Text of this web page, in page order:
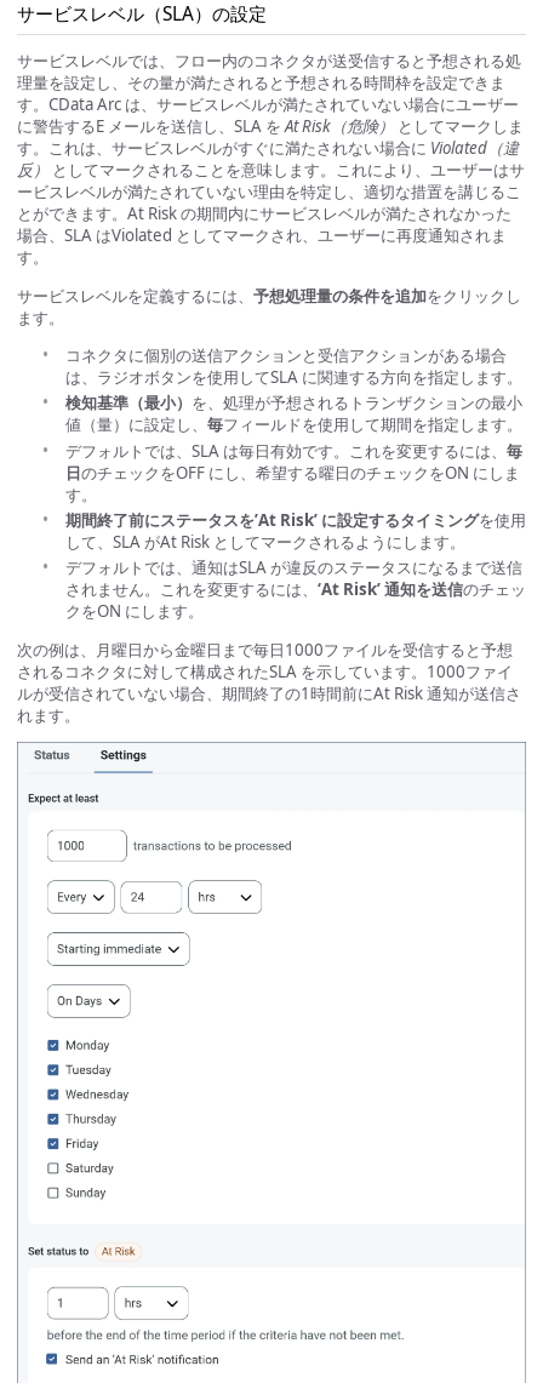
サービスレベル（SLA）の設定
サービスレベルでは、フロー内のコネクタが送受信すると予想される処
理量を設定し、その量が満たされると予想される時間枠を設定できま
す。CData Arc は、サービスレベルが満たされていない場合にユーザー
に警告するE メールを送信し、SLA をAt Risk（危険）
としてマークしま
す。これは、サービスレベルがすぐに満たされない場合に Violated（違
反）
としてマークされることを意味します。これにより、ユーザーはサ
ービスレベルが満たされていない理由を特定し、適切な措置を講じるこ
とができます。At Risk の期間内にサービスレベルが満たされなかった
場合、SLA はViolated としてマークされ、ユーザーに再度通知されま
す。
サービスレベルを定義するには、 予想処理量の条件を追加をクリックし
ます。
コネクタに個別の送信アクションと受信アクションがある場合
は、ラジオボタンを使用してSLA に関連する方向を指定します。
検知基準（最小） を、処理が予想されるトランザクションの最小
値（量）に設定し、 毎フィールドを使用して期間を指定します。
デフォルトでは、SLA は毎日有効です。これを変更するには、 毎
日のチェックをOFF にし、希望する曜日のチェックをON にしま
す。
期間終了前にステータスを’At Risk’ に設定するタイミングを使用
して、SLA がAt Risk としてマークされるようにします。
デフォルトでは、通知はSLA が違反のステータスになるまで送信
されません。これを変更するには、 ‘At Risk’ 通知を送信のチェッ
クをON にします。
次の例は、月曜日から金曜日まで毎日1000ファイルを受信すると予想
されるコネクタに対して構成されたSLA を示しています。1000ファイ
ルが受信されていない場合、期間終了の1時間前にAt Risk 通知が送信さ
れます。